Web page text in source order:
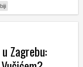
Zagrebu: